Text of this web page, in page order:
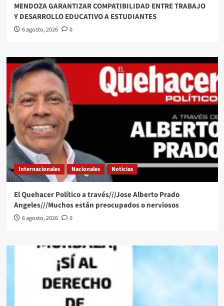
MENDOZA GARANTIZAR COMPATIBILIDAD ENTRE TRABAJO
Y DESARROLLO EDUCATIVO A ESTUDIANTES
6 agosto, 2026 0
Internacionales Nacionales Noticias
El Quehacer Político a través///Jose Alberto Prado
Angeles///Muchos están preocupados o nerviosos
6 agosto, 2026 0